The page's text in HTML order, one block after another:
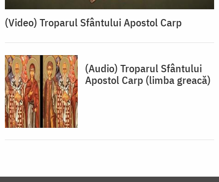
(Video) Troparul Sfântului Apostol Carp
(Audio) Troparul Sfântului
Apostol Carp (limba greacă)